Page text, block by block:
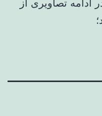
ادامه تصاویری از